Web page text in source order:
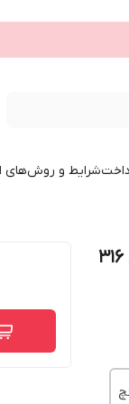
شرایط و روش‌های
شیر پروانه ای ویفری اهرمی دیسک استیل 316